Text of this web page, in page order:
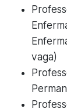
vaga)